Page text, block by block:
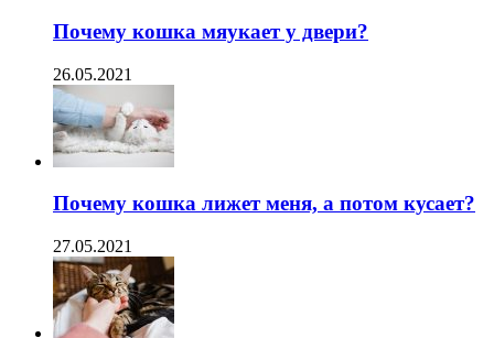
Почему кошка мяукает у двери?
26.05.2021
Почему кошка лижет меня, а потом кусает?
27.05.2021